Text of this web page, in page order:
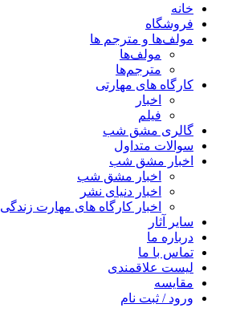
خانه
فروشگاه
مولف‌ها و مترجم ها
مولف‌ها
مترجم‌ها
کارگاه های مهارتی
اخبار
فیلم
گالری مشق شب
سوالات متداول
اخبار مشق شب
اخبار مشق شب
اخبار دنیای نشر
اخبار کارگاه های مهارت زندگی
سایر آثار
درباره ما
تماس با ما
لیست علاقمندی
مقایسه
ورود / ثبت نام